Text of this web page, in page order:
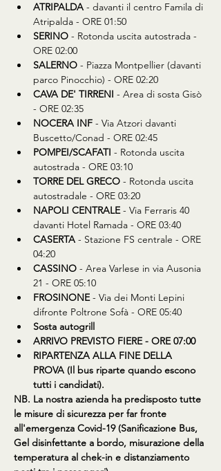
ATRIPALDA - davanti il centro Famila di
Atripalda - ORE 01:50
SERINO - Rotonda uscita autostrada -
ORE 02:00
SALERNO - Piazza Montpellier (davanti
parco Pinocchio) - ORE 02:20
CAVA DE' TIRRENI - Area di sosta Gisò
- ORE 02:35
NOCERA INF - Via Atzori davanti
Buscetto/Conad - ORE 02:45
POMPEI/SCAFATI - Rotonda uscita
autostrada - ORE 03:10
TORRE DEL GRECO - Rotonda uscita
autostradale - ORE 03:20
NAPOLI CENTRALE - Via Ferraris 40
davanti Hotel Ramada - ORE 03:40
CASERTA - Stazione FS centrale - ORE
04:20
CASSINO - Area Varlese in via Ausonia
21 - ORE 05:10
FROSINONE - Via dei Monti Lepini
difronte Poltrone Sofà - ORE 05:40
Sosta autogrill
ARRIVO PREVISTO FIERE - ORE 07:00
RIPARTENZA ALLA FINE DELLA
PROVA (Il bus riparte quando escono
tutti i candidati).
NB. La nostra azienda ha predisposto tutte
le misure di sicurezza per far fronte
all'emergenza Covid-19 (Sanificazione Bus,
Gel disinfettante a bordo, misurazione della
temperatura al chek-in e distanziamento